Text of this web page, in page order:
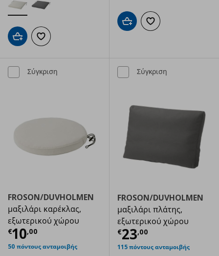
Προσθήκη στο καλάθι
Προσθήκη στα αγαπημένα
Προσθήκη στο καλάθι
Προσθήκη στα
Σύγκριση
FROSON/DUVHOLMEN
μαξιλάρι καρέκλας,
εξωτερικού χώρου
€10,00
Τρέχουσα τιμή € 10,00
50 πόντους ανταμοιβής
Σύγκριση
FROSON/DUVHOLMEN
μαξιλάρι πλάτης,
εξωτερικού χώρου
€23,00
Τρέχουσα
115 πόντους ανταμοιβής